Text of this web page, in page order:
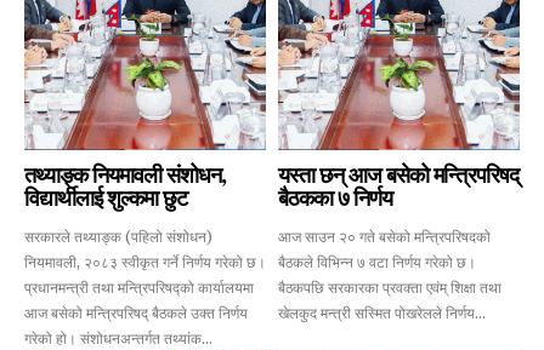
तथ्याङ्क नियमावली संशोधन,
विद्यार्थीलाई शुल्कमा छुट
सरकारले तथ्याङ्क (पहिलो संशोधन)
नियमावली, २०८३ स्वीकृत गर्ने निर्णय गरेको छ।
प्रधानमन्त्री तथा मन्त्रिपरिषद्को कार्यालयमा
आज बसेको मन्त्रिपरिषद् बैठकले उक्त निर्णय
गरेको हो। संशोधनअन्तर्गत तथ्यांक...
यस्ता छन् आज बसेको मन्त्रिपरिषद्
बैठकका ७ निर्णय
आज साउन २० गते बसेको मन्त्रिपरिषदको
बैठकले विभिन्न ७ वटा निर्णय गरेको छ।
बैठकपछि सरकारका प्रवक्ता एवंम् शिक्षा तथा
खेलकुद मन्त्री सस्मित पोखरेलले निर्णय...